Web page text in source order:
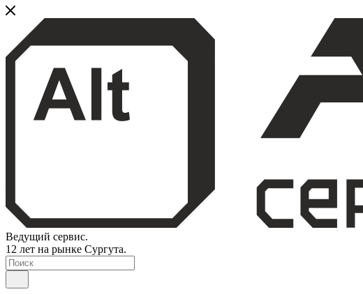
Ведущий сервис.
12 лет на рынке Сургута.